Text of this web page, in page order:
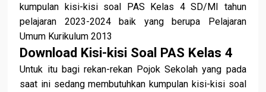
kumpulan kisi-kisi soal PAS Kelas 4 SD/MI tahun
pelajaran 2023-2024 baik yang berupa Pelajaran
Umum Kurikulum 2013
Download Kisi-kisi Soal PAS Kelas 4
Untuk itu bagi rekan-rekan Pojok Sekolah yang pada
saat ini sedang membutuhkan kumpulan kisi-kisi soal